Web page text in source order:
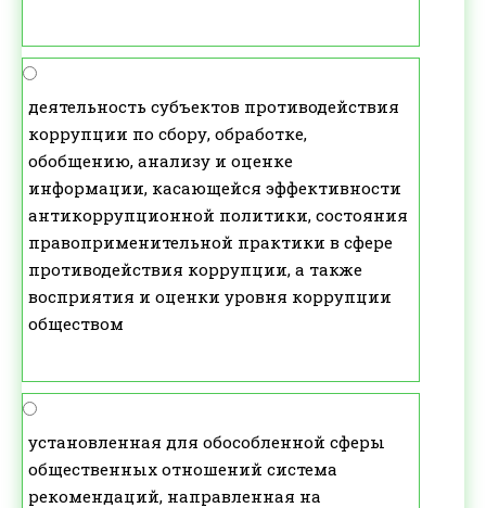
деятельность субъектов противодействия
коррупции по сбору, обработке,
обобщению, анализу и оценке
информации, касающейся эффективности
антикоррупционной политики, состояния
правоприменительной практики в сфере
противодействия коррупции, а также
восприятия и оценки уровня коррупции
обществом
установленная для обособленной сферы
общественных отношений система
рекомендаций, направленная на